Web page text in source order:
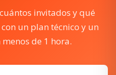
invitados y qué
un plan técnico y un
de 1 hora.